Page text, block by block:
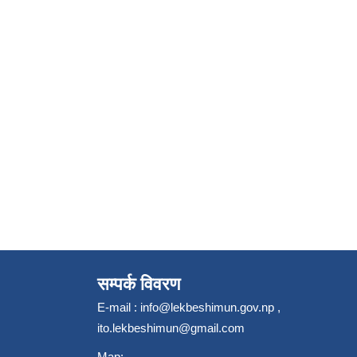
सम्पर्क विवरण
E-mail : info@lekbeshimun.gov.np ,
ito.lekbeshimun@gmail.com